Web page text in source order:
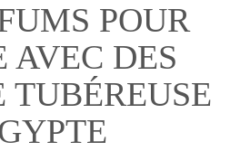
POUR
AVEC DES
TUBÉREUSE